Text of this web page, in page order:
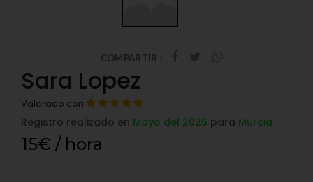
COMPARTIR :
Sara Lopez
Valorado con
Registro realizado en Mayo del 2026 para Murcia
15€ / hora